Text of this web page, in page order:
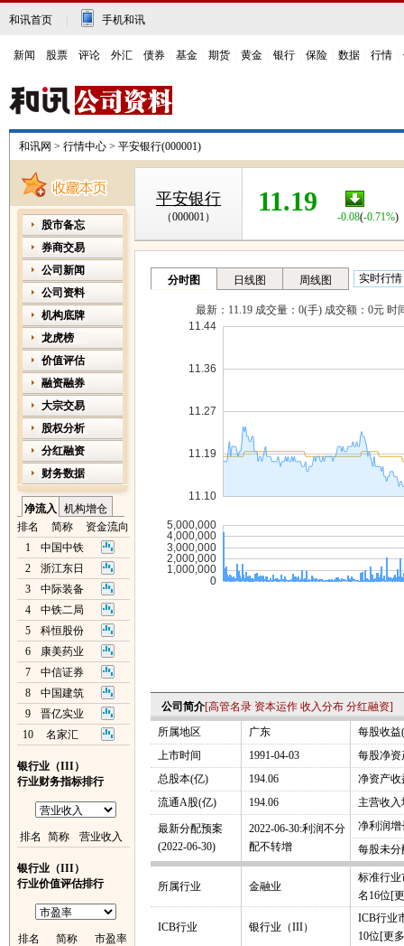
和讯首页 手机和讯
新闻 股票 评论 外汇 债券 基金 期货 黄金 银行 保险 数据 行情
和讯网 > 行情中心 > 平安银行(000001)
股市备忘
券商交易
公司新闻
公司资料
机构底牌
龙虎榜
价值评估
融资融券
大宗交易
股权分析
分红融资
财务数据
净流入
机构增仓
排名
简称
资金流向
1
中国中铁
2
浙江东日
3
中际装备
4
中铁二局
5
科恒股份
6
康美药业
7
中信证券
8
中国建筑
9
晋亿实业
10
名家汇
银行业（III）
行业财务指标排行
排名 简称 营业收入
银行业（III）
行业价值评估排行
排名 简称
市盈率
平安银行
（000001）
11.19
-0.08(-0.71%)
公司简介[高管名录 资本运作 收入分布 分红融资]
所属地区
广东
每股收益
上市时间
1991-04-03
每股净资
总股本(亿)
194.06
净资产收
流通A股(亿)
194.06 主营收入
最新分配预案
(2022-06-30)
2022-06-30:利润不分
配不转增
净利润增
每股未分
所属行业 金融业
标准行业
名16位[
ICB行业 银行业（III）
ICB行业
10位[更